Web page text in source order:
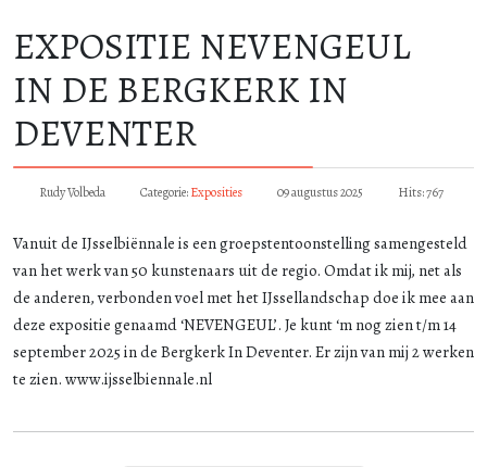
EXPOSITIE NEVENGEUL
IN DE BERGKERK IN
DEVENTER
Rudy Volbeda Categorie:Exposities 09 augustus 2025 Hits: 767
Vanuit de IJsselbiënnale is een groepstentoonstelling samengesteld
van het werk van 50 kunstenaars uit de regio. Omdat ik mij, net als
de anderen, verbonden voel met het IJssellandschap doe ik mee aan
deze expositie genaamd ‘NEVENGEUL’. Je kunt ‘m nog zien t/m 14
september 2025 in de Bergkerk In Deventer. Er zijn van mij 2 werken
te zien. www.ijsselbiennale.nl